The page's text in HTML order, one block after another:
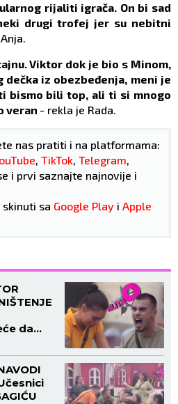
rijaliti igrača. On bi sad
drugi trofej jer su nebitni
Viktor dok je bio s Minom,
dečka iz obezbeđenja, meni je
bismo bili top, ali ti si mnogo
veran - rekla je Rada.
nas pratiti i na platformama:
, TikTok, Telegram,
i prvi saznajte najnovije i
sa Google Play i Apple
da